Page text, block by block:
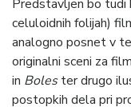
Predstavljen bo tudi
celuloidnih folijah)
analogno posnet v
originalni sceni za
in Bolester drugo
postopkih dela pri